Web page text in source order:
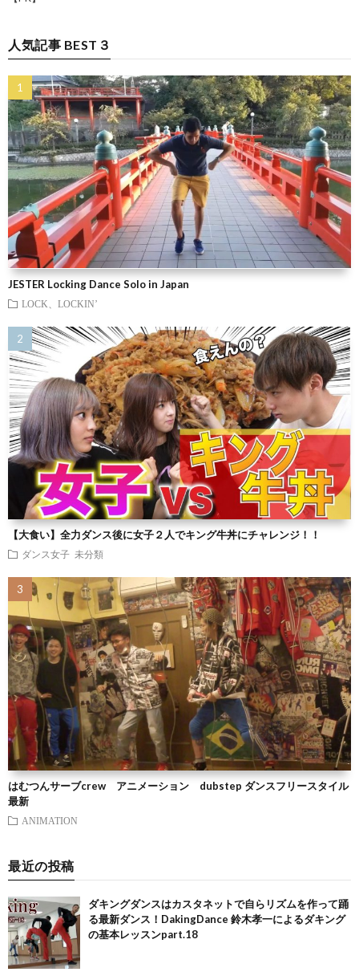
人気記事 BEST３
JESTER Locking Dance Solo in Japan
LOCK、LOCKIN’
【大食い】全力ダンス後に女子２人でキング牛丼にチャレンジ！！
ダンス女子 未分類
はむつんサーブcrew アニメーション dubstep ダンスフリースタイル
最新
ANIMATION
最近の投稿
ダキングダンスはカスタネットで自らリズムを作って踊
る最新ダンス！DakingDance 鈴木孝一によるダキング
の基本レッスンpart.18